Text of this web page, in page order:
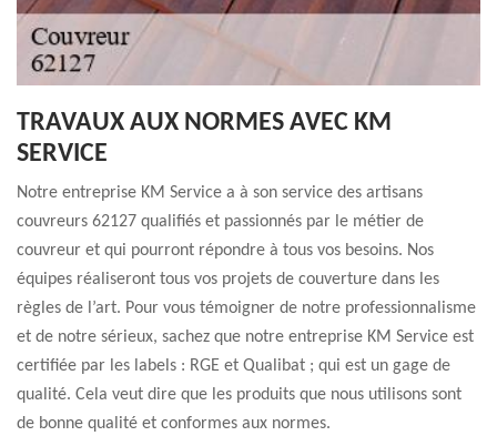
TRAVAUX AUX NORMES AVEC KM
SERVICE
Notre entreprise KM Service a à son service des artisans
couvreurs 62127 qualifiés et passionnés par le métier de
couvreur et qui pourront répondre à tous vos besoins. Nos
équipes réaliseront tous vos projets de couverture dans les
règles de l’art. Pour vous témoigner de notre professionnalisme
et de notre sérieux, sachez que notre entreprise KM Service est
certifiée par les labels : RGE et Qualibat ; qui est un gage de
qualité. Cela veut dire que les produits que nous utilisons sont
de bonne qualité et conformes aux normes.